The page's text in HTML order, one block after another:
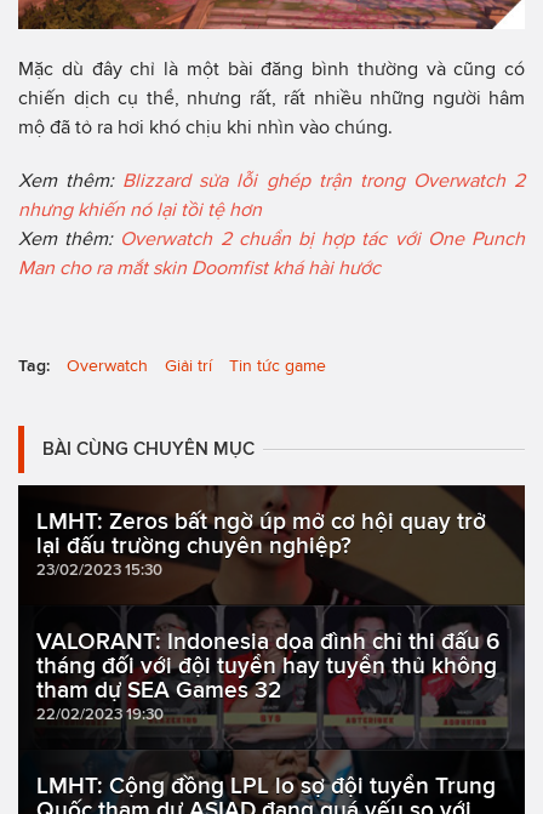
Mặc dù đây chỉ là một bài đăng bình thường và cũng có
chiến dịch cụ thể, nhưng rất, rất nhiều những người hâm
mộ đã tỏ ra hơi khó chịu khi nhìn vào chúng.
Xem thêm: Blizzard sửa lỗi ghép trận trong Overwatch 2
nhưng khiến nó lại tồi tệ hơn
Xem thêm: Overwatch 2 chuẩn bị hợp tác với One Punch
Man cho ra mắt skin Doomfist khá hài hước
Tag: Overwatch Giải trí Tin tức game
BÀI CÙNG CHUYÊN MỤC
LMHT: Zeros bất ngờ úp mở cơ hội quay trở
lại đấu trường chuyên nghiệp?
23/02/2023 15:30
VALORANT: Indonesia dọa đình chỉ thi đấu 6
tháng đối với đội tuyển hay tuyển thủ không
tham dự SEA Games 32
22/02/2023 19:30
LMHT: Cộng đồng LPL lo sợ đội tuyển Trung